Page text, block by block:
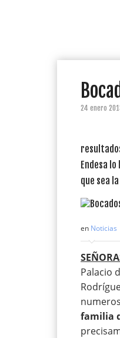
24 enero
Endesa
que sea
en Noticias
Palacio
familia